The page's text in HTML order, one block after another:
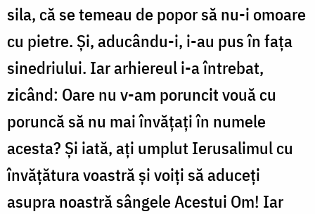
sila, că se temeau de popor să nu-i omoare
cu pietre. Și, aducându-i, i-au pus în fața
sinedriului. Iar arhiereul i-a întrebat,
zicând: Oare nu v-am poruncit vouă cu
poruncă să nu mai învățați în numele
acesta? Și iată, ați umplut Ierusalimul cu
învățătura voastră și voiți să aduceți
asupra noastră sângele Acestui Om! Iar